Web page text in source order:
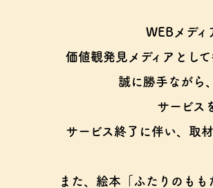
WEBメディ
価値観発見メディアとし
誠に勝手ながら
サービス
サービス終了に伴い、取
また、絵本「ふたりのも